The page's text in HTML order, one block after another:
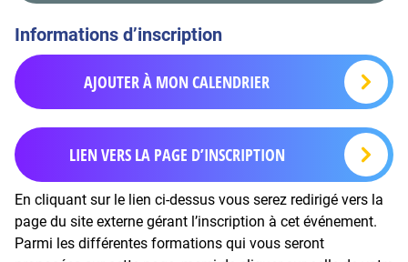
Informations d’inscription
AJOUTER À MON CALENDRIER
LIEN VERS LA PAGE D’INSCRIPTION
En cliquant sur le lien ci-dessus vous serez redirigé vers la
page du site externe gérant l’inscription à cet événement.
Parmi les différentes formations qui vous seront